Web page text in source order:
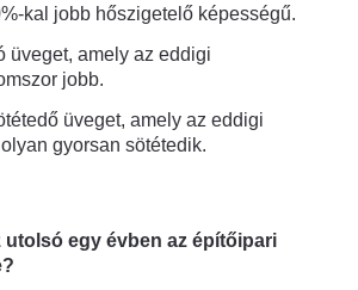
kal jobb hőszigetelő képességű.
üveget, amely az eddigi
jobb.
üveget, amely az eddigi
gyorsan sötétedik.
utolsó egy évben az építőipari